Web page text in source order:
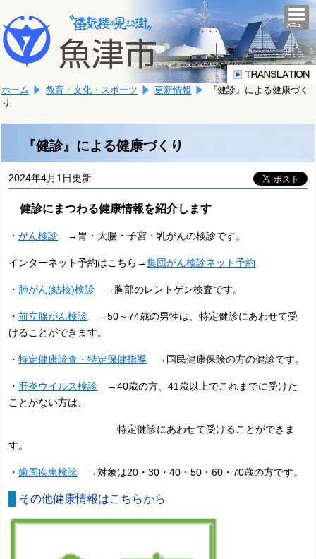
文
へ
移
ま
す。
こ
か
文
で
す。
ホーム 教育・文化・スポーツ 更新情報
『健診』による健康づく
り
『健診』による健康づくり
2024年4月1日更新
健診にまつわる健康情報を紹介します
・がん検診 →胃・大腸・子宮・乳がんの検診です。
インターネット予約はこちら→集団がん検診ネット予約
・ 肺がん(結核)検診 →胸部のレントゲン検査です。
・前立腺がん検診 →50～74歳の男性は、特定健診にあわせて受
けることができます。
・特定健康診査・特定保健指導 →国民健康保険の方の健診です。
・ 肝炎ウイルス検診 →40歳の方、41歳以上でこれまでに受けた
ことがない方は、
特定健診にあわせて受けることができま
す。
・歯周疾患検診 →対象は20・30・40・50・60・70歳の方です。
その他健康情報はこちらから